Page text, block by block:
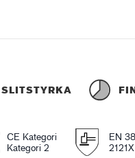
SLITSTYRKA
CE Kategori
Kategori 2
EN
2121X